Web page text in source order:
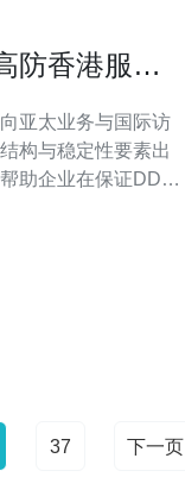
防香港服务
亚太业务与国际访
构与稳定性要素出
助企业在保证DDoS
要费用项 在评估高
37 下一页